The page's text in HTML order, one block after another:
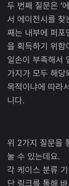
두 번째 질문은 ‘
서 에이전시를 찾
째는 내부에 퍼포
을 획득하기 위함
일손이 부족해서
가지가 모두 해당
목적이냐에 따라
니다.
위 2가지 질문을
눌 수 있는데요.
각 케이스 분류
단 링크를 통해